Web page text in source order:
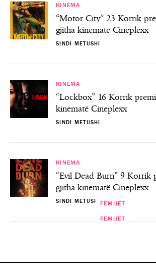
KINEMA
“Motor City” 23 Korrik
gjitha kinematë Cineplexx
SINDI METUSHI
KINEMA
“Lockbox” 16 Korrik
kinematë Cineplexx
SINDI METUSHI
KINEMA
“Evil Dead Burn” 9 Korrik
gjitha kinematë Cineplexx
SINDI METUSHI
FËMIJËT
SINDI METUSHI
FËMIJËT
SINDI METUSHI
FËMIJËT
SINDI METUSHI
FËMIJËT
SINDI METUSHI